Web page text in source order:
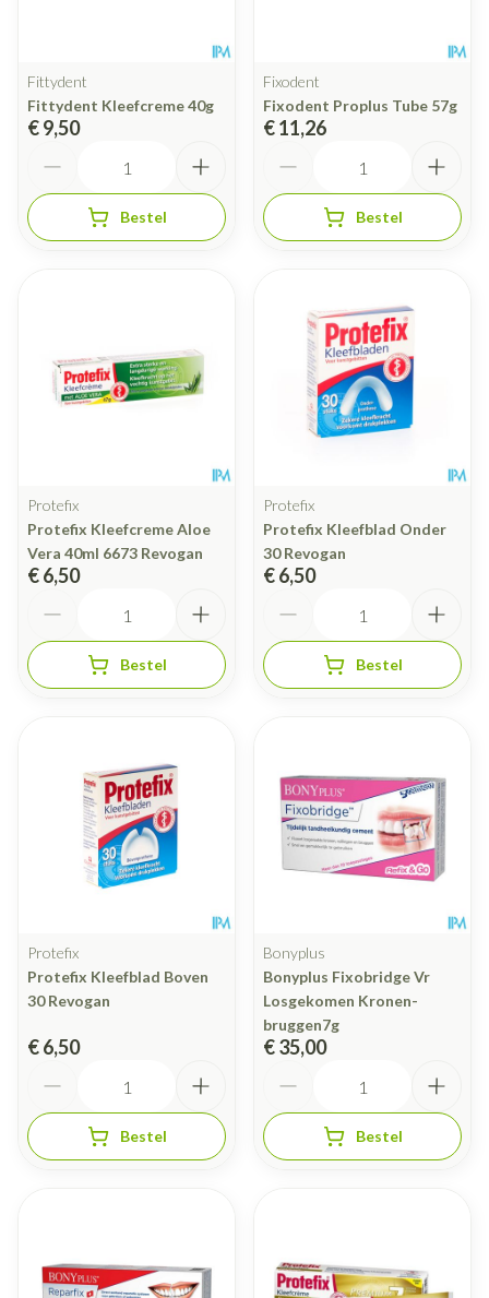
Fittydent
Fittydent Kleefcreme 40g
€ 9,50
Bestel
Fixodent
Fixodent Proplus Tube 57g
€ 11,26
Bestel
Protefix
Protefix Kleefcreme Aloe
Vera 40ml 6673 Revogan
€ 6,50
Bestel
Protefix
Protefix Kleefblad Onder
30 Revogan
€ 6,50
Bestel
Protefix
Protefix Kleefblad Boven
30 Revogan
€ 6,50
Bestel
Bonyplus
Bonyplus Fixobridge Vr
Losgekomen Kronen-
bruggen7g
€ 35,00
Bestel